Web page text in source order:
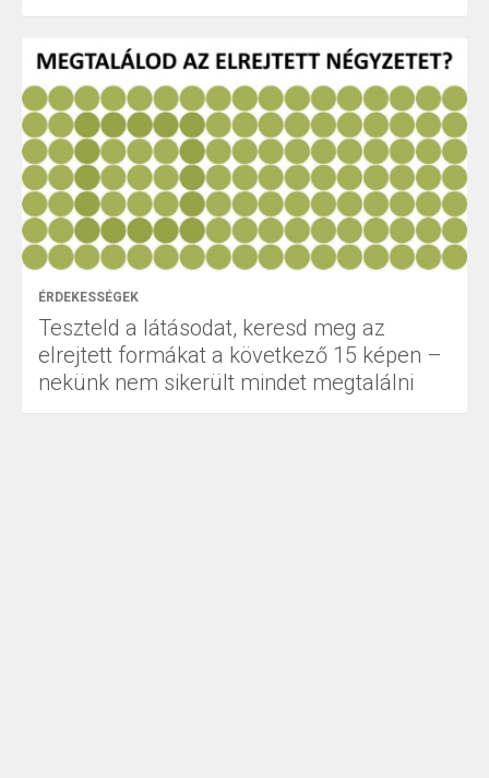
ÉRDEKESSÉGEK
Teszteld a látásodat, keresd meg az
elrejtett formákat a következő 15 képen –
nekünk nem sikerült mindet megtalálni